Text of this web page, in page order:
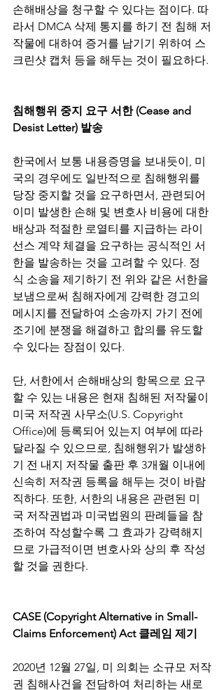
손해배상을 청구할 수 있다는 점이다. 따
라서 DMCA 삭제 통지를 하기 전 침해 저
작물에 대하여 증거를 남기기 위하여 스
크린샷 캡처 등을 해두는 것이 필요하다.
침해행위 중지 요구 서한 (Cease and
Desist Letter) 발송
한국에서 보통 내용증명을 보내듯이, 미
국의 경우에도 일반적으로 침해행위를
당장 중지할 것을 요구하면서, 관련되어
이미 발생한 손해 및 변호사 비용에 대한
배상과 적절한 로열티를 지급하는 라이
선스 계약 체결을 요구하는 공식적인 서
한을 발송하는 것을 고려할 수 있다. 정
식 소송을 제기하기 전 위와 같은 서한을
보냄으로써 침해자에게 강력한 경고의
메시지를 전달하여 소송까지 가기 전에
조기에 분쟁을 해결하고 합의를 유도할
수 있다는 장점이 있다.
단, 서한에서 손해배상의 항목으로 요구
할 수 있는 내용은 현재 침해된 저작물이
미국 저작권 사무소(U.S. Copyright
Office)에 등록되어 있는지 여부에 따라
달라질 수 있으므로, 침해행위가 발생하
기 전 내지 저작물 출판 후 3개월 이내에
신속히 저작권 등록을 해두는 것이 바람
직하다. 또한, 서한의 내용은 관련된 미
국 저작권법과 미국법원의 판례들을 참
조하여 작성할수록 그 효과가 강력해지
므로 가급적이면 변호사와 상의 후 작성
할 것을 권한다.
CASE (Copyright Alternative in Small-
Claims Enforcement) Act 클레임 제기
2020년 12월 27일, 미 의회는 소규모 저작
권 침해사건을 전담하여 처리하는 새로